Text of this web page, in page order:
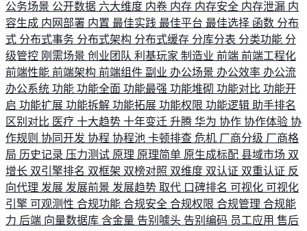
公务场景 公开数据 六大维度 内卷 内存 内存安全 内存泄漏 内
容生成 内网部署 内置 最佳实践 最佳平台 最佳选择 函数 分布
式 分布式事务 分布式架构 分布式缓存 分库分表 分类功能 分
级管控 刚需场景 创业团队 利基玩家 制造业 前端 前端工程化
前端性能 前端架构 前端组件 副业 办公场景 办公效率 办公流
办公系统 功能 功能全面 功能最强 功能堆砌 功能对比 功能开
启 功能扩展 功能拆解 功能拓展 功能权限 功能逻辑 助手排名
区别对比 医疗 十大趋势 十年变迁 升腾 华为 协作 协作体验 协
作规则 协同开发 协程 协程池 卡顿排查 危机 厂商分级 厂商格
局 历史记录 压力测试 原理 原理简单 原生成标配 县域市场 双
增长 双引擎排名 双框架 双榜对照 双维度 双认证 双重认证 反
向代理 发展 发展前景 发展趋势 取代 口碑排名 可视化 可视化
引擎 可观测性 合规功能 合规安全 合规权限 合规管理 合规能
力 后端 向量数据库 含金量 告别噱头 告别编码 员工应用 售后